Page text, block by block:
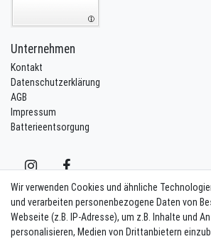
Unternehmen
Kontakt
Datenschutzerklärung
AGB
Impressum
Batterieentsorgung
Vertrag widerrufen
Wir verwenden Cookies und ähnliche
und verarbeiten personenbezogene Daten von
Webseite (z.B. IP-Adresse), um z.B. Inhalte und
personalisieren, Medien von Drittanbietern